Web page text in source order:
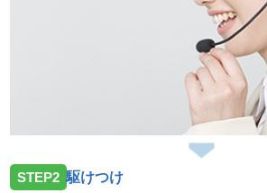
岐阜県揖斐郡大野町の住宅へ台所
岐阜県揖斐郡大野町の住宅へ台所排
岐阜県本巣市三橋の住宅へ洗面蛇口
STEP2 駆けつけ